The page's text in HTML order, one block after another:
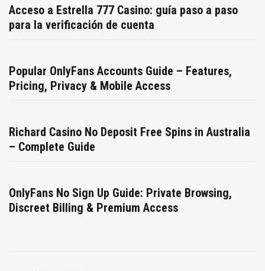
Acceso a Estrella 777 Casino: guía paso a paso
para la verificación de cuenta
Popular OnlyFans Accounts Guide – Features,
Pricing, Privacy & Mobile Access
Richard Casino No Deposit Free Spins in Australia
– Complete Guide
OnlyFans No Sign Up Guide: Private Browsing,
Discreet Billing & Premium Access